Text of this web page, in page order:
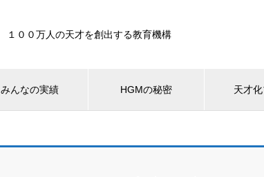
１００万人の天才を創出する教育機構
みんなの実績 HGMの秘密 天才